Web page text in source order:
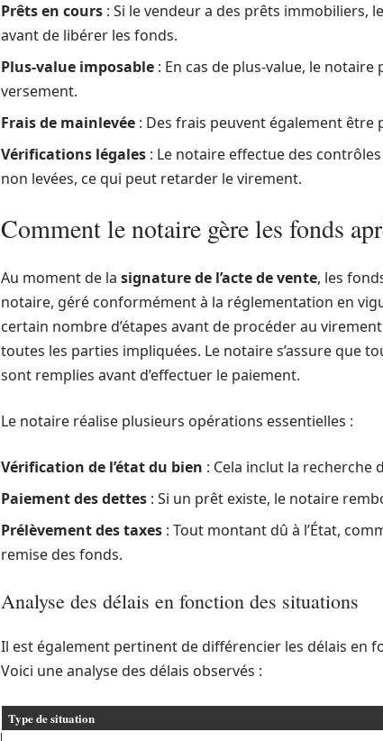
Prêts en cours : Si le vendeur a des prêts
avant de libérer les fonds.
Plus-value imposable : En cas de plus-value, le
versement.
Frais de mainlevée : Des frais peuvent également être
Vérifications légales : Le notaire effectue des
non levées, ce qui peut retarder le virement.
Comment le notaire gère les fonds
Au moment de la signature de l’acte de vente, les
notaire, géré conformément à la réglementation en
certain nombre d’étapes avant de procéder au
toutes les parties impliquées. Le notaire s’assure que
sont remplies avant d’effectuer le paiement.
Le notaire réalise plusieurs opérations essentielles :
Vérification de l’état du bien : Cela inclut la recherche
Paiement des dettes : Si un prêt existe, le notaire
Prélèvement des taxes : Tout montant dû à l’État,
remise des fonds.
Analyse des délais en fonction des situations
Il est également pertinent de différencier les délais en
Voici une analyse des délais observés :
Type de situation